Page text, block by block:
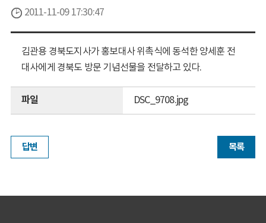
2011-11-09 17:30:47
김관용 경북도지사가 홍보대사 위촉식에 동석한 양세훈 전
대사에게 경북도 방문 기념선물을 전달하고 있다.
파일 DSC_9708.jpg
답변 목록